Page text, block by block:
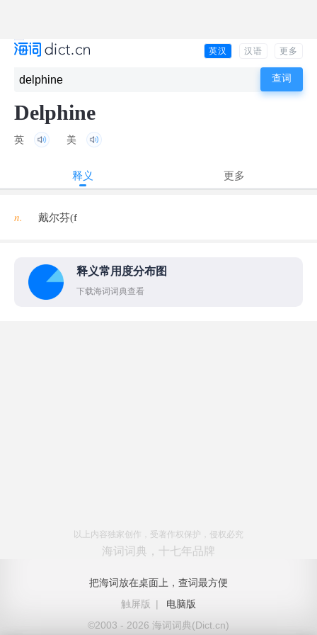
英汉 汉语 更多
Delphine
英 美
释义 更多
n. 戴尔芬(f
释义常用度分布图
下载海词词典查看
以上内容独家创作，受著作权保护，侵权必究
海词词典，十七年品牌
把海词放在桌面上，查词最方便
触屏版
|
电脑版
©2003 - 2026 海词词典(Dict.cn)